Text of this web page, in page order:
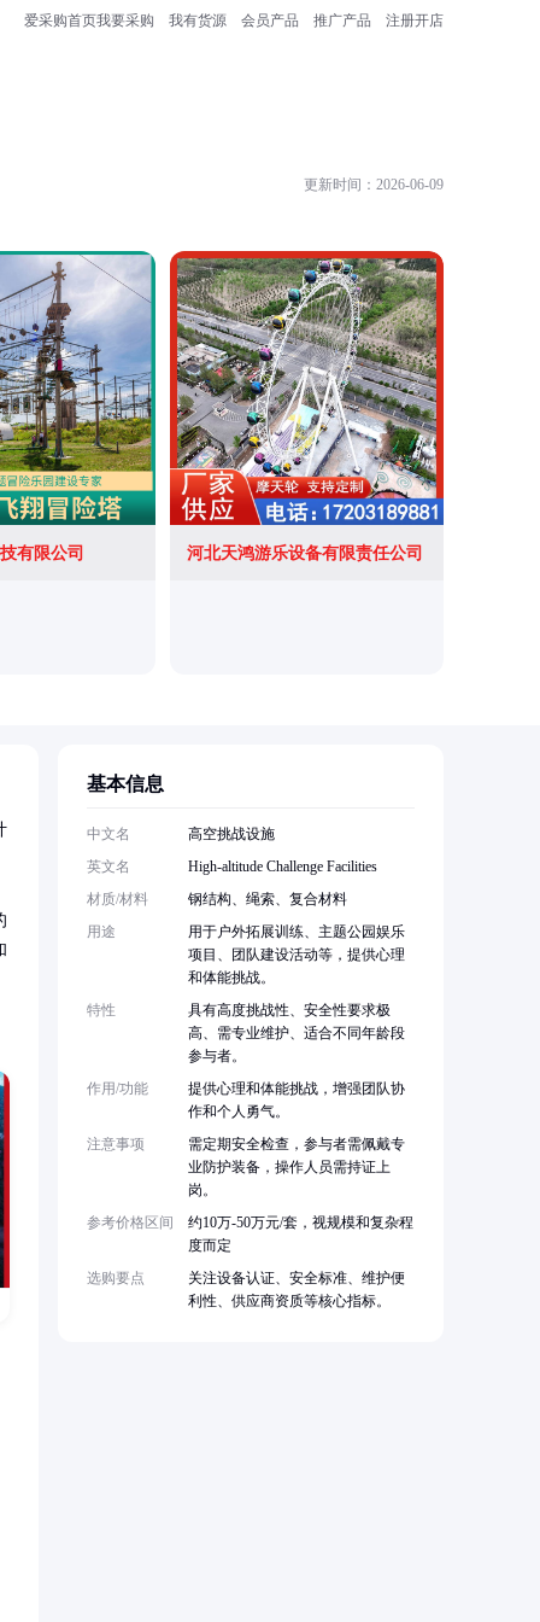
爱采购首页我要采购 我有货源 会员产品 推广产品 注册开店
更新时间：2026-06-09
有限公司 河北天鸿游乐设备有限责任公司
基本信息
中文名
高空挑战设施
英文名
High-altitude Challenge Facilities
材质/材料
钢结构、绳索、复合材料
用途
用于户外拓展训练、主题公园娱乐
项目、团队建设活动等，提供心理
和体能挑战。
特性
具有高度挑战性、安全性要求极
高、需专业维护、适合不同年龄段
参与者。
作用/功能
提供心理和体能挑战，增强团队协
作和个人勇气。
注意事项
需定期安全检查，参与者需佩戴专
业防护装备，操作人员需持证上
岗。
参考价格区间
约10万-50万元/套，视规模和复杂程
度而定
选购要点
关注设备认证、安全标准、维护便
利性、供应商资质等核心指标。